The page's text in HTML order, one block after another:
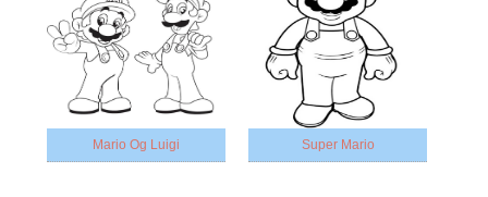
Mario Og Luigi Super Mario